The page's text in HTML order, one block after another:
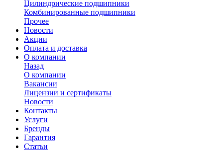
Цилиндрические подшипники
Комбинированные подшипники
Прочее
Новости
Акции
Оплата и доставка
О компании
Назад
О компании
Вакансии
Лицензии и сертификаты
Новости
Контакты
Услуги
Бренды
Гарантия
Статьи